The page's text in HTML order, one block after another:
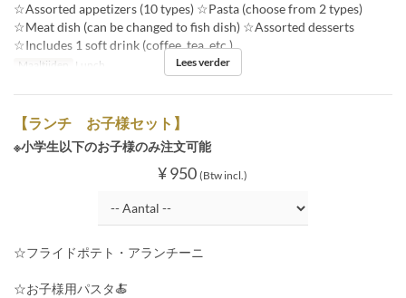
☆Assorted appetizers (10 types) ☆Pasta (choose from 2 types)
☆Meat dish (can be changed to fish dish) ☆Assorted desserts
☆Includes 1 soft drink (coffee, tea, etc.)
Maaltijden Lunch Lees verder
【ランチ お子様セット】
※小学生以下のお子様のみ注文可能
¥ 950 (Btw incl.)
☆フライドポテト・アランチーニ
☆お子様用パスタ🍝